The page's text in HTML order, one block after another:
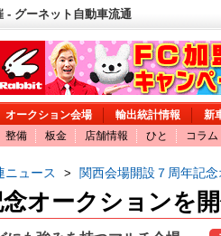
- グーネット自動車流通
オークション会場 輸出統計情報 新
整備
板金 店舗情報 ひと コラム
ニュース > 関西会場開設７周年記
オークションを